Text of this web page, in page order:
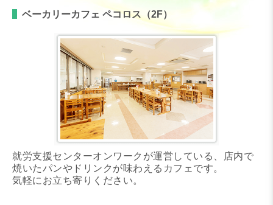
ベーカリーカフェ ペコロス（2F）
就労支援センターオンワークが運営している、店内で
焼いたパンやドリンクが味わえるカフェです。
気軽にお立ち寄りください。